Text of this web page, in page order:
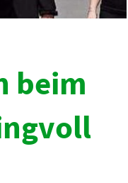
beim